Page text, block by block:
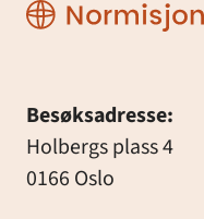
Normisjon
Besøksadresse:
Holbergs plass 4
0166 Oslo